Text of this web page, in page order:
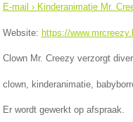
E-mail › Kinderanimatie Mr.
Website: https://
Clown Mr. Creezy verzorgt
clown, kinderanimatie,
Er wordt gewerkt op afspraak.